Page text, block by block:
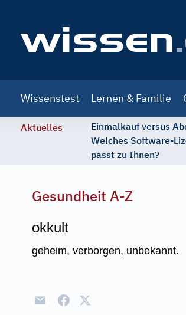
navigation
Wissenstest Lernen & Familie
Aktuelles
Einmalkauf versus
Welches Software-
passt zu Ihnen?
Gesundheit A-Z
okkult
geheim, verborgen, unbekannt.